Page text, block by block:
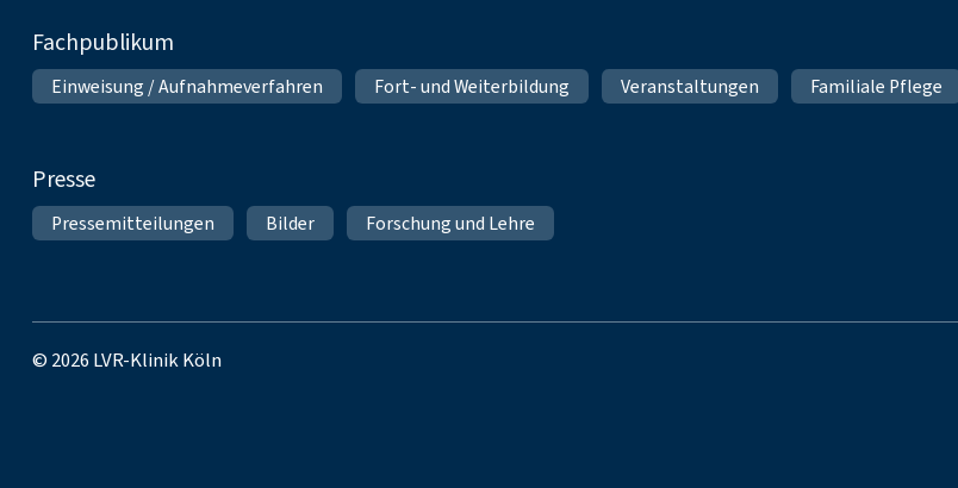
Fachpublikum
Einweisung / Aufnahmeverfahren Fort- und Weiterbildung Veranstaltungen Familiale Pflege
Presse
Pressemitteilungen Bilder Forschung und Lehre
© 2026 LVR-Klinik Köln